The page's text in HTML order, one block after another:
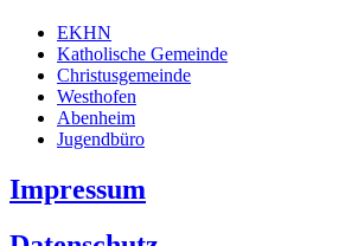
EKHN
Katholische Gemeinde
Christusgemeinde
Westhofen
Abenheim
Jugendbüro
Impressum